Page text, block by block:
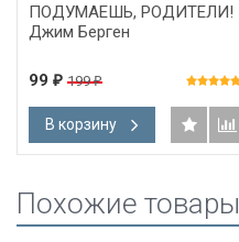
ПОДУМАЕШЬ, РОДИТЕЛИ!
Джим Берген
99 ₽ 199₽
В корзину
Похожие товары